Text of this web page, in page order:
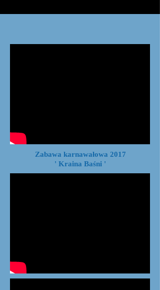
Zabawa karnawałowa 2017
' Kraina Baśni '